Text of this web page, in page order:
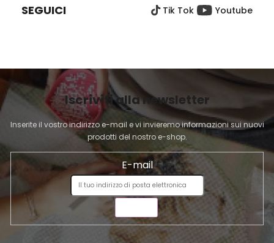
G
N
A
SEGUICI Tik Tok Youtube
Iscriviti alla newsletter
Inserite il vostro indirizzo e-mail e vi invieremo informazioni sui nuovi
prodotti del nostro e-shop.
E-mail